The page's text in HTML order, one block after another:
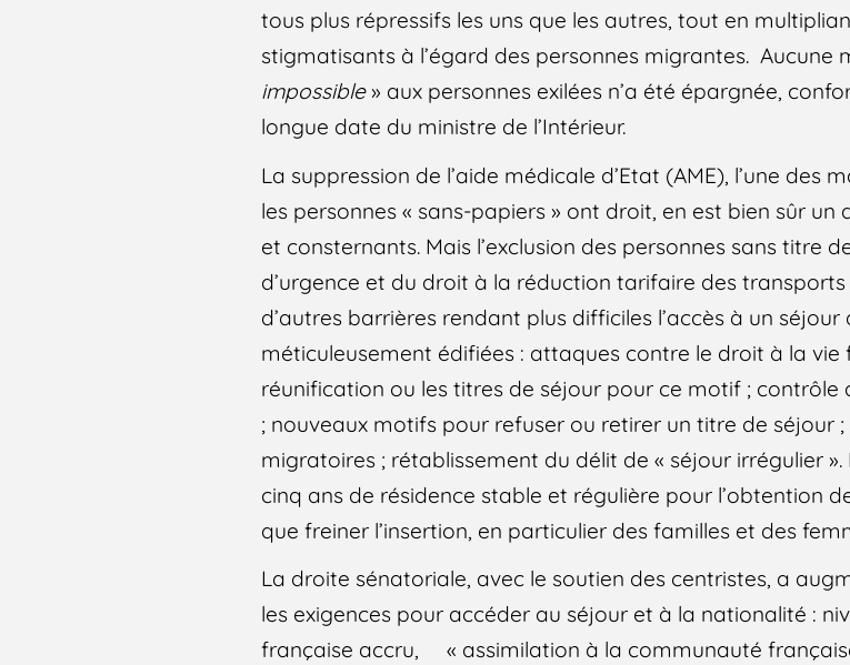
tous plus répressifs les uns que les autres, tout en
stigmatisants à l’égard des personnes migrantes. Aucune
impossible» aux personnes exilées n’a été épargnée,
longue date du ministre de l’Intérieur.
La suppression de l’aide médicale d’Etat (AME), l’une des
les personnes « sans-papiers » ont droit, en est bien sûr
et consternants. Mais l’exclusion des personnes sans titre
d’urgence et du droit à la réduction tarifaire des
d’autres barrières rendant plus difficiles l’accès à un
méticuleusement édifiées : attaques contre le droit à la
réunification ou les titres de séjour pour ce motif ; contrôle
; nouveaux motifs pour refuser ou retirer un titre de séjour
migratoires ; rétablissement du délit de « séjour irrégulier
cinq ans de résidence stable et régulière pour l’obtention
que freiner l’insertion, en particulier des familles et des
La droite sénatoriale, avec le soutien des centristes, a
les exigences pour accéder au séjour et à la nationalité :
française accru, « assimilation à la communauté